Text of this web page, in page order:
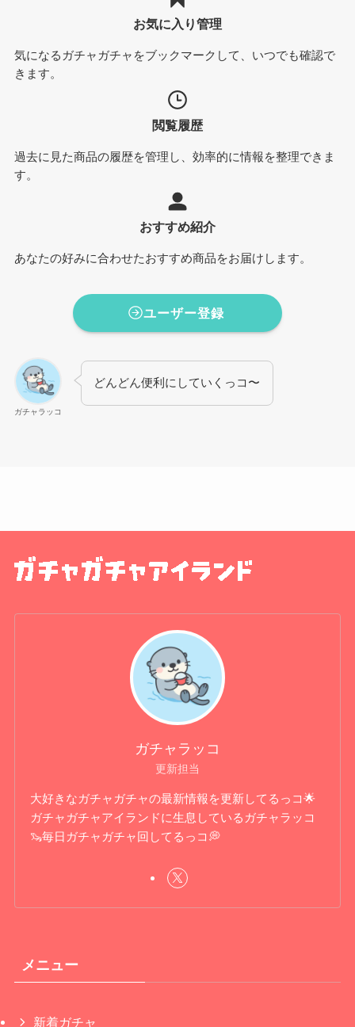
お気に入り管理
気になるガチャガチャをブックマークして、いつでも確認で
きます。
閲覧履歴
過去に見た商品の履歴を管理し、効率的に情報を整理できま
す。
おすすめ紹介
あなたの好みに合わせたおすすめ商品をお届けします。
ユーザー登録
ガチャラッコ
どんどん便利にしていくっコ〜
ガチャラッコ
更新担当
大好きなガチャガチャの最新情報を更新してるっコ🌟
ガチャガチャアイランドに生息しているガチャラッコ
🦦毎日ガチャガチャ回してるっコ💭
メニュー
新着ガチャ